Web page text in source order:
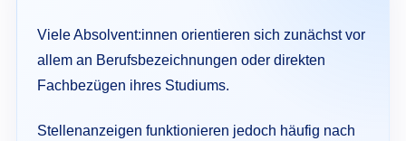
Viele Absolvent:innen orientieren sich zunächst vor
allem an Berufsbezeichnungen oder direkten
Fachbezügen ihres Studiums.
Stellenanzeigen funktionieren jedoch häufig nach